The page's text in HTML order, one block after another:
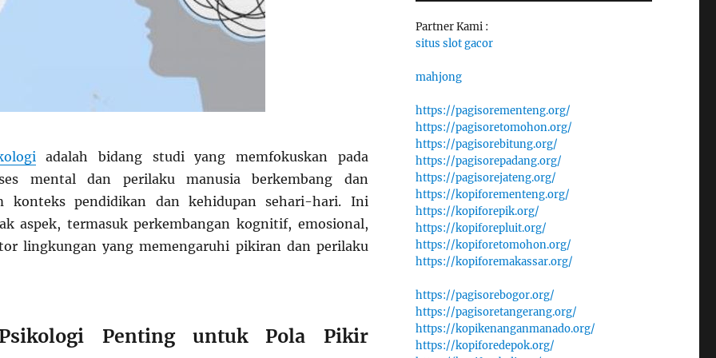
adalah bidang studi yang memfokuskan pada
mental dan perilaku manusia berkembang dan
konteks pendidikan dan kehidupan sehari-hari. Ini
aspek, termasuk perkembangan kognitif, emosional,
lingkungan yang memengaruhi pikiran dan perilaku
Penting untuk Pola Pikir
Partner Kami :
situs slot gacor
mahjong
https://pagisorementeng.org/
https://pagisoretomohon.org/
https://pagisorebitung.org/
https://pagisorepadang.org/
https://pagisorejateng.org/
https://kopiforementeng.org/
https://kopiforepik.org/
https://kopiforepluit.org/
https://kopiforetomohon.org/
https://kopiforemakassar.org/
https://pagisorebogor.org/
https://pagisoretangerang.org/
https://kopikenanganmanado.org/
https://kopiforedepok.org/